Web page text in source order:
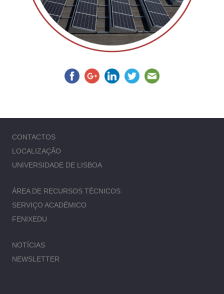
CONTACTOS
LOCALIZAÇÃO
UNIVERSIDADE DE LISBOA
ÁREA DE RECURSOS TÉCNICOS
SERVIÇO ACADÉMICO
FENIXEDU
NOTÍCIAS
NEWSLETTER